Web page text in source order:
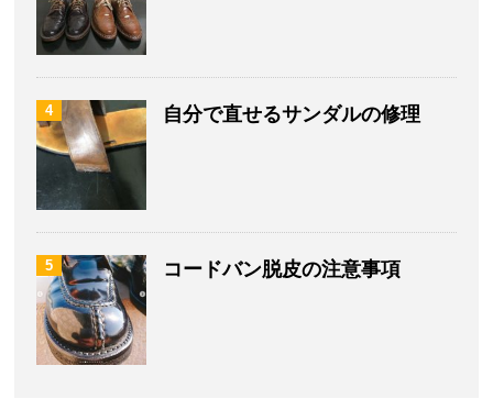
4 自分で直せるサンダルの修理
5 コードバン脱皮の注意事項